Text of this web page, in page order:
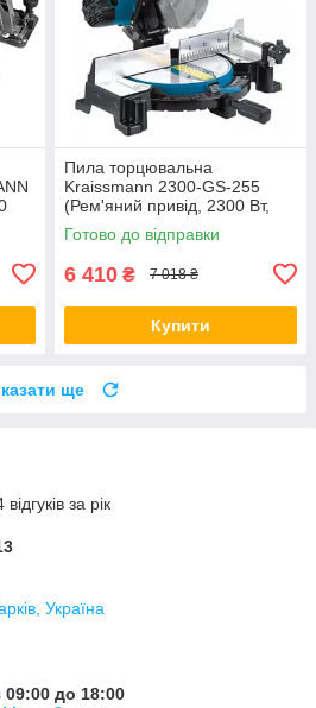
Пила торцювальна
Kraissmann 2300-GS-255
(Рем'яний привід, 2300 Вт,
255 мм) Німеччина
Готово до відправки
6 410 ₴ 7 018 ₴
Купити
ще
за рік
Україна
09:00 до 18:00